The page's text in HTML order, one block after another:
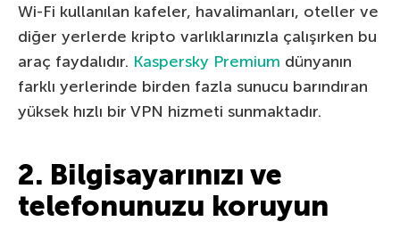
Wi-Fi kullanılan kafeler, havalimanları, oteller ve
diğer yerlerde kripto varlıklarınızla çalışırken bu
araç faydalıdır. Kaspersky Premium dünyanın
farklı yerlerinde birden fazla sunucu barındıran
yüksek hızlı bir VPN hizmeti sunmaktadır.
2. Bilgisayarınızı ve
telefonunuzu koruyun